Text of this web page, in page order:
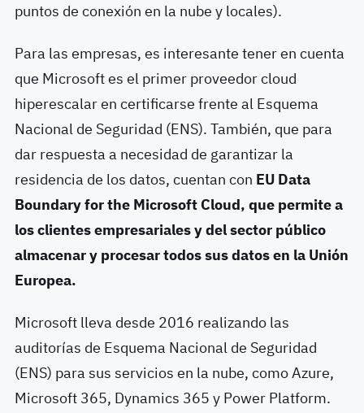
puntos de conexión en la nube y locales).
Para las empresas, es interesante tener en cuenta
que Microsoft es el primer proveedor cloud
hiperescalar en certificarse frente al Esquema
Nacional de Seguridad (ENS). También, que para
dar respuesta a necesidad de garantizar la
residencia de los datos, cuentan con EU Data
Boundary for the Microsoft Cloud, que permite a
los clientes empresariales y del sector público
almacenar y procesar todos sus datos en la Unión
Europea.
Microsoft lleva desde 2016 realizando las
auditorías de Esquema Nacional de Seguridad
(ENS) para sus servicios en la nube, como Azure,
Microsoft 365, Dynamics 365 y Power Platform.